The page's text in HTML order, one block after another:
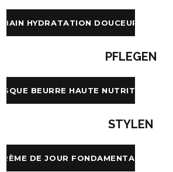
BAIN HYDRATATION DOUCEUR
PFLEGEN
BEURRE HAUTE NUTRITION
STYLEN
DE JOUR FONDAMENTALE